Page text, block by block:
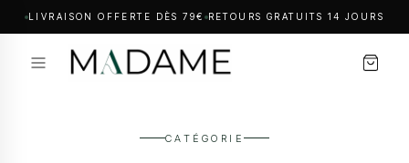
LIVRAISON OFFERTE DÈS 79€ RETOURS GRATUITS 14 JOURS
CATÉGORIE